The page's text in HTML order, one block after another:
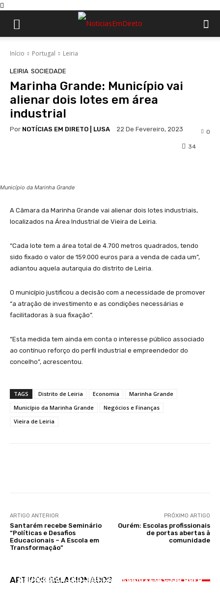
Início Portugal Leiria
LEIRIA SOCIEDADE
Marinha Grande: Município vai
alienar dois lotes em área
industrial
Por NOTÍCIAS EM DIRETO | LUSA 22 De Fevereiro, 2023 0
34
Município da Marinha Grande
A Câmara da Marinha Grande vai alienar dois lotes industriais,
localizados na Área Industrial de Vieira de Leiria.
“Cada lote tem a área total de 4.700 metros quadrados, tendo
sido fixado o valor de 159.000 euros para a venda de cada um”,
adiantou aquela autarquia do distrito de Leiria.
O município justificou a decisão com a necessidade de promover
“a atração de investimento e as condições necessárias e
facilitadoras à sua fixação”.
“Esta medida tem ainda em conta o interesse público associado
ao contínuo reforço do perfil industrial e empreendedor do
concelho”, acrescentou.
TAGS Distrito de Leiria Economia
Marinha Grande
Município da Marinha Grande
Negócios e Finanças
Vieira de Leiria
ARTIGO ANTERIOR
Santarém recebe Seminário
“Políticas e Desafios
Educacionais – A Escola em
Transformação”
PRÓXIMO ARTIGO
Ourém: Escolas profissionais
de portas abertas à
comunidade
ARTIGOS RELACIONADOS
Leiria convida a descobrir um verão com arte
Aguardente DOC fesT Lourinhã regressa para
Benfica goleia Hearts e fica com um pé na